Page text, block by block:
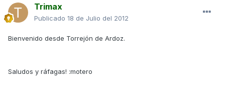
Trimax
Publicado 18 de Julio del 2012
Bienvenido desde Torrejón de Ardoz.
Saludos y ráfagas! :motero